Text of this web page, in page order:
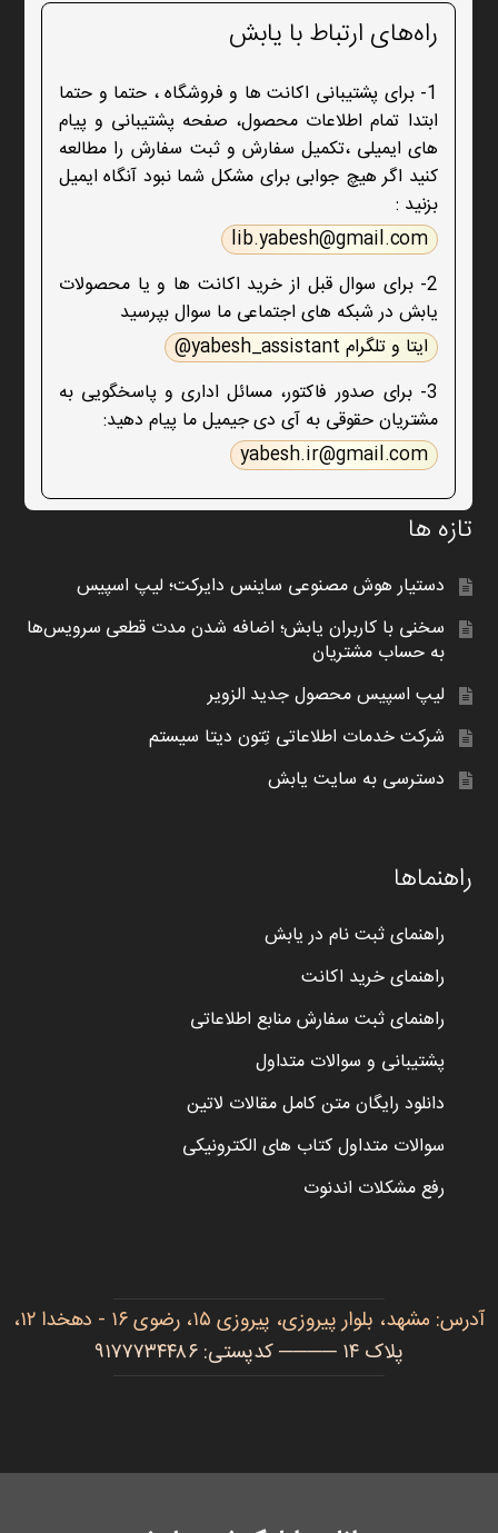
راه‌های ارتباط با یابش
1- برای پشتیبانی اکانت ها و فروشگاه ، حتما و حتما
ابتدا تمام اطلاعات محصول، صفحه پشتیبانی و پیام
های ایمیلی ،تکمیل سفارش و ثبت سفارش را مطالعه
کنید اگر هیچ جوابی برای مشکل شما نبود آنگاه ایمیل
بزنید :
lib.yabesh@gmail.com
2- برای سوال قبل از خرید اکانت ها و یا محصولات
یابش در شبکه های اجتماعی ما سوال بپرسید
ایتا و تلگرام yabesh_assistant@
3- برای صدور فاکتور، مسائل اداری و پاسخگویی به
مشتریان حقوقی به آی دی جیمیل ما پیام دهید:
yabesh.ir@gmail.com
تازه ها
دستیار هوش مصنوعی ساینس دایرکت؛ لیپ اسپیس
سخنی با کاربران یابش؛ اضافه شدن مدت قطعی سرویس‌ها
به حساب مشتریان
لیپ اسپیس محصول جدید الزویر
شرکت خدمات اطلاعاتی تِتون دیتا سیستم
دسترسی به سایت یابش
راهنماها
راهنمای ثبت نام در یابش
راهنمای خرید اکانت
راهنمای ثبت سفارش منابع اطلاعاتی
پشتیبانی و سوالات متداول
دانلود رایگان متن کامل مقالات لاتین
سوالات متداول کتاب های الکترونیکی
رفع مشکلات اندنوت
آدرس: مشهد، بلوار پیروزی، پیروزی ۱۵، رضوی ۱۶ - دهخدا ۱۲،
پلاک ۱۴ ──── کدپستی: ۹۱۷۷۷۳۴۴۸۶